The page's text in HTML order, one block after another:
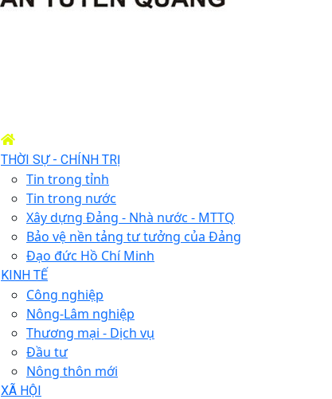
THỜI SỰ - CHÍNH TRỊ
Tin trong tỉnh
Tin trong nước
Xây dựng Đảng - Nhà nước - MTTQ
Bảo vệ nền tảng tư tưởng của Đảng
Đạo đức Hồ Chí Minh
KINH TẾ
Công nghiệp
Nông-Lâm nghiệp
Thương mại - Dịch vụ
Đầu tư
Nông thôn mới
XÃ HỘI